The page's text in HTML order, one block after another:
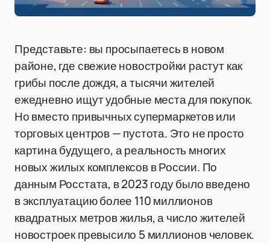
Представьте: вы просыпаетесь в новом
районе, где свежие новостройки растут как
грибы после дождя, а тысячи жителей
ежедневно ищут удобные места для покупок.
Но вместо привычных супермаркетов или
торговых центров — пустота. Это не просто
картина будущего, а реальность многих
новых жилых комплексов в России. По
данным Росстата, в 2023 году было введено
в эксплуатацию более 110 миллионов
квадратных метров жилья, а число жителей
новостроек превысило 5 миллионов человек.